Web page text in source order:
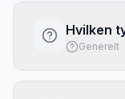
Hvilken
Generelt